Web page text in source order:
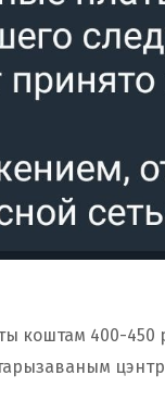
коштам 400-